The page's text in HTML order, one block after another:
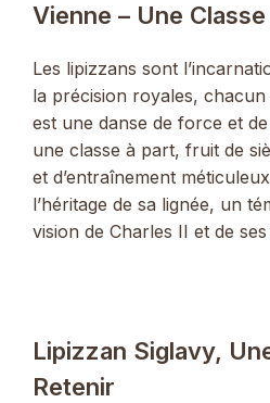
Vienne – Une
Les lipizzans sont
la précision royales,
est une danse de force et
une classe à part, fruit de
et d’entraînement
l’héritage de sa lignée, un
vision de Charles II et de
Lipizzan Siglavy,
Retenir